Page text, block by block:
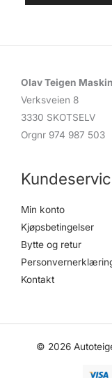
Olav Teigen
Verksveien 8
3330 SKOTSELV
Orgnr 974 987 503
Min konto
Kjøpsbetingelser
Bytte og retur
Kontakt
© 2026